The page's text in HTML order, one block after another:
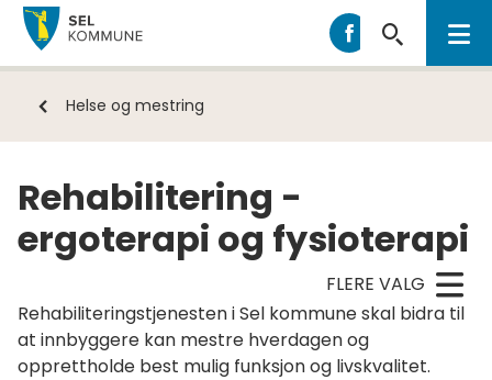
Sel
kommune
Sel
Du
Helse og mestring
Rehabilitering -
ergoterapi og fysioterapi
FLERE VALG
Rehabiliteringstjenesten i Sel kommune skal bidra til
at innbyggere kan mestre hverdagen og
opprettholde best mulig funksjon og livskvalitet.